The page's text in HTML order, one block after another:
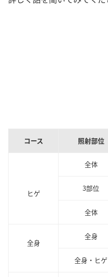
コース 照射部位
ヒゲ
全体
3部位
全体
全身
全身
全身・ヒゲ